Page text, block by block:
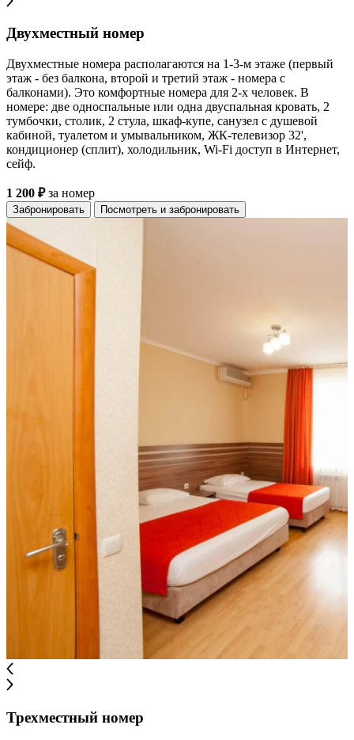
Двухместный номер
Двухместные номера располагаются на 1-3-м этаже (первый
этаж - без балкона, второй и третий этаж - номера с
балконами). Это комфортные номера для 2-х человек. В
номере: две односпальные или одна двуспальная кровать, 2
тумбочки, столик, 2 стула, шкаф-купе, санузел с душевой
кабиной, туалетом и умывальником, ЖК-телевизор 32',
кондиционер (сплит), холодильник, Wi-Fi доступ в Интернет,
сейф.
1 200 ₽за номер
Забронировать Посмотреть и забронировать
Трехместный номер